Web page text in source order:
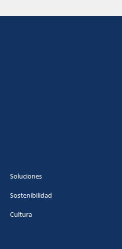
Soluciones
Sostenibilidad
Cultura